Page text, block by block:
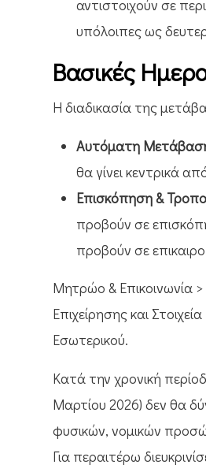
αντιστοιχούν σε
υπόλοιπες ως
Βασικές
Η διαδικασία της
Αυτόματη
θα γίνει κεντρικά
Επισκόπηση &
προβούν σε
προβούν σε
Μητρώο & Επικοινωνία
Επιχείρησης και
Εσωτερικού.
Κατά την χρονική
Μαρτίου 2026) δεν θα
φυσικών, νομικών
Για περαιτέρω